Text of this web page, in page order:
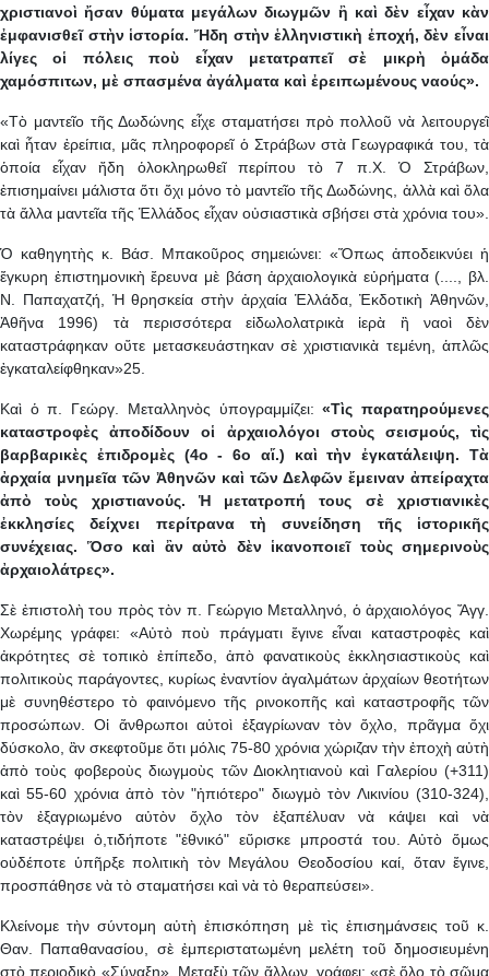
χριστιανοὶ ἤσαν θύματα μεγάλων διωγμῶν ἢ καὶ δὲν εἶχαν κὰν
ἐμφανισθεῖ στὴν ἱστορία. Ἤδη στὴν ἑλληνιστικὴ ἐποχή, δὲν εἶναι
λίγες οἱ πόλεις ποὺ εἶχαν μετατραπεῖ σὲ μικρὴ ὁμάδα
χαμόσπιτων, μὲ σπασμένα ἀγάλματα καὶ ἐρειπωμένους ναούς».
«Τὸ μαντεῖο τῆς Δωδώνης εἶχε σταματήσει πρὸ πολλοῦ νὰ λειτουργεῖ
καὶ ἦταν ἐρείπια, μᾶς πληροφορεῖ ὁ Στράβων στὰ Γεωγραφικά του, τὰ
ὁποία εἶχαν ἤδη ὁλοκληρωθεῖ περίπου τὸ 7 π.Χ. Ὁ Στράβων,
ἐπισημαίνει μάλιστα ὅτι ὄχι μόνο τὸ μαντεῖο τῆς Δωδώνης, ἀλλὰ καὶ ὅλα
τὰ ἄλλα μαντεῖα τῆς Ἑλλάδος εἶχαν οὐσιαστικὰ σβήσει στὰ χρόνια του».
Ὁ καθηγητὴς κ. Βάσ. Μπακοῦρος σημειώνει: «Ὅπως ἀποδεικνύει ἡ
ἔγκυρη ἐπιστημονικὴ ἔρευνα μὲ βάση ἀρχαιολογικὰ εὐρήματα (...., βλ.
Ν. Παπαχατζή, Ἡ θρησκεία στὴν ἀρχαία Ἑλλάδα, Ἐκδοτικὴ Ἀθηνῶν,
Ἀθῆνα 1996) τὰ περισσότερα εἰδωλολατρικὰ ἱερὰ ἢ ναοὶ δὲν
καταστράφηκαν οὔτε μετασκευάστηκαν σὲ χριστιανικὰ τεμένη, ἁπλῶς
ἐγκαταλείφθηκαν»25.
Καὶ ὁ π. Γεώργ. Μεταλληνὸς ὑπογραμμίζει:«Τὶς παρατηρούμενες
καταστροφὲς ἀποδίδουν οἱ ἀρχαιολόγοι στοὺς σεισμούς, τὶς
βαρβαρικὲς ἐπιδρομὲς (4ο - 6ο αἵ.) καὶ τὴν ἐγκατάλειψη. Τὰ
ἀρχαία μνημεῖα τῶν Ἀθηνῶν καὶ τῶν Δελφῶν ἔμειναν ἀπείραχτα
ἀπὸ τοὺς χριστιανούς. Ἡ μετατροπή τους σὲ χριστιανικὲς
ἐκκλησίες δείχνει περίτρανα τὴ συνείδηση τῆς ἱστορικῆς
συνέχειας. Ὅσο καὶ ἂν αὐτὸ δὲν ἱκανοποιεῖ τοὺς σημερινοὺς
ἀρχαιολάτρες».
Σὲ ἐπιστολὴ του πρὸς τὸν π. Γεώργιο Μεταλληνό, ὁ ἀρχαιολόγος Ἄγγ.
Χωρέμης γράφει: «Αὐτὸ ποὺ πράγματι ἔγινε εἶναι καταστροφὲς καὶ
ἀκρότητες σὲ τοπικὸ ἐπίπεδο, ἀπὸ φανατικοὺς ἐκκλησιαστικοὺς καὶ
πολιτικοὺς παράγοντες, κυρίως ἐναντίον ἀγαλμάτων ἀρχαίων θεοτήτων
μὲ συνηθέστερο τὸ φαινόμενο τῆς ρινοκοπῆς καὶ καταστροφῆς τῶν
προσώπων. Οἱ ἄνθρωποι αὐτοὶ ἐξαγρίωναν τὸν ὄχλο, πρᾶγμα ὄχι
δύσκολο, ἂν σκεφτοῦμε ὅτι μόλις 75-80 χρόνια χώριζαν τὴν ἐποχὴ αὐτὴ
ἀπὸ τοὺς φοβεροὺς διωγμοὺς τῶν Διοκλητιανοὺ καὶ Γαλερίου (+311)
καὶ 55-60 χρόνια ἀπὸ τὸν "ἠπιότερο" διωγμὸ τὸν Λικινίου (310-324),
τὸν ἐξαγριωμένο αὐτὸν ὄχλο τὸν ἐξαπέλυαν νὰ κάψει καὶ νὰ
καταστρέψει ὀ,τιδήποτε "ἐθνικό" εὕρισκε μπροστά του. Αὐτὸ ὅμως
οὐδέποτε ὑπῆρξε πολιτικὴ τὸν Μεγάλου Θεοδοσίου καί, ὅταν ἔγινε,
προσπάθησε νὰ τὸ σταματήσει καὶ νὰ τὸ θεραπεύσει».
Κλείνομε τὴν σύντομη αὐτὴ ἐπισκόπηση μὲ τὶς ἐπισημάνσεις τοῦ κ.
Θαν. Παπαθανασίου, σὲ ἐμπεριστατωμένη μελέτη τοῦ δημοσιευμένη
στὸ περιοδικὸ «Σύναξη». Μεταξὺ τῶν ἄλλων, γράφει: «σὲ ὅλο τὸ σῶμα